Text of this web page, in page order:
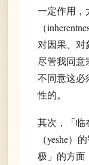
一定作用，
（
对因果、对
尽管我同意
不同意这必
性的。
其次，「临
（yeshe）
极」的方面